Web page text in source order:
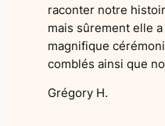
raconter notre
mais sûrement elle
magnifique
comblés ainsi que
Grégory H.